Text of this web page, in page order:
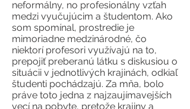
neformálny, no profesionálny vzťah
medzi vyučujúcim a študentom. Ako
som spomínal, prostredie je
mimoriadne medzinárodné, čo
niektorí profesori využívajú na to,
prepojiť preberanú látku s diskusiou o
situácii v jednotlivých krajinách, odkiaľ
študenti pochádzajú. Za mňa, bolo
práve toto jedna z najzaujímavejších
vecí na pobyte, pretože krajiny a